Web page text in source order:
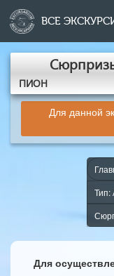
ВСЕ
ПИОН
Для данной
Тип:
Для